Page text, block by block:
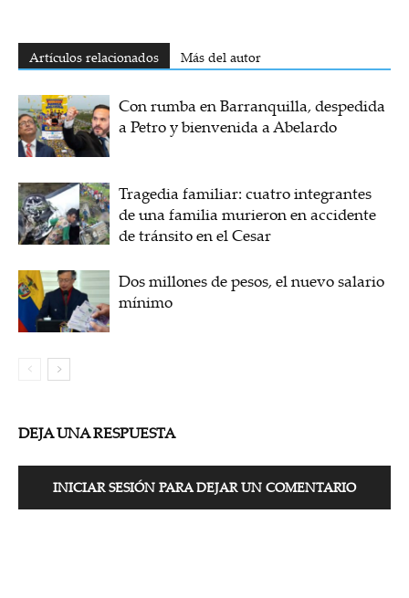
Artículos relacionados Más del autor
Con rumba en Barranquilla, despedida
a Petro y bienvenida a Abelardo
Tragedia familiar: cuatro integrantes
de una familia murieron en accidente
de tránsito en el Cesar
Dos millones de pesos, el nuevo salario
mínimo
DEJA UNA RESPUESTA
INICIAR SESIÓN PARA DEJAR UN COMENTARIO